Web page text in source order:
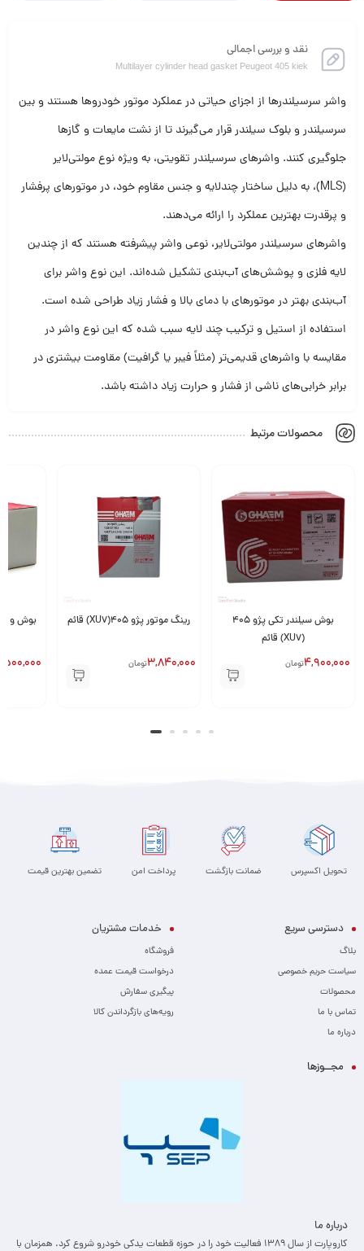
نقد و بررسی اجمالی
Multilayer cylinder head gasket Peugeot 405 kiek
واشر سرسیلندرها از اجزای حیاتی در عملکرد موتور خودروها هستند و بین
سرسیلندر و بلوک سیلندر قرار می‌گیرند تا از نشت مایعات و گازها
جلوگیری کنند. واشرهای سرسیلندر تقویتی، به ویژه نوع مولتی‌لایر
(MLS)، به دلیل ساختار چندلایه و جنس مقاوم خود، در موتورهای پرفشار
و پرقدرت بهترین عملکرد را ارائه می‌دهند.
واشرهای سرسیلندر مولتی‌لایر، نوعی واشر پیشرفته هستند که از چندین
لایه فلزی و پوشش‌های آب‌بندی تشکیل شده‌اند. این نوع واشر برای
آب‌بندی بهتر در موتورهای با دمای بالا و فشار زیاد طراحی شده است.
استفاده از استیل و ترکیب چند لایه سبب شده که این نوع واشر در
مقایسه با واشرهای قدیمی‌تر (مثلاً فیبر یا گرافیت) مقاومت بیشتری در
برابر خرابی‌های ناشی از فشار و حرارت زیاد داشته باشد.
محصولات مرتبط
بوش سیلندر تکی پژو 405
(XU7) قائم
4,900,000تومان
رینگ موتور پژو 405(XU7) قائم
3,840,000تومان
تحویل اکسپرس ضمانت بازگشت پرداخت امن تضمین بهترین قیمت
دسترسی سریع
بلاگ
سیاست حریم خصوصی
محصولات
تماس با ما
درباره ما
خدمات مشتریان
فروشگاه
درخواست قیمت عمده
پیگیری سفارش
رویه‌های بازگرداندن کالا
مجــوزها
درباره ما
کاروپارت از سال ۱۳۸۹ فعالیت خود را در حوزه قطعات یدکی خودرو شروع کرد. همزمان با